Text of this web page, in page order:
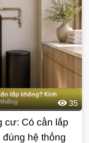
35
cư: Có cần lắp
hệ thống